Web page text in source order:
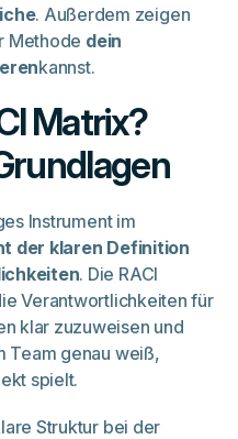
. Außerdem zeigen
Methode dein
kannst.
Matrix?
Instrument im
der klaren Definition
. Die RACI
Verantwortlichkeiten für
klar zuzuweisen und
Team genau weiß,
spielt.
Struktur bei der